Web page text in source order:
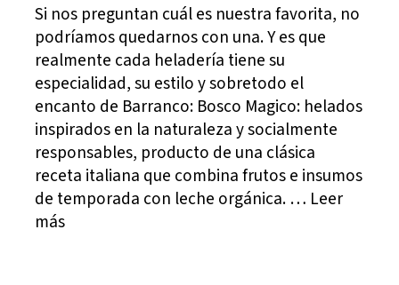
Si nos preguntan cuál es nuestra favorita, no
podríamos quedarnos con una. Y es que
realmente cada heladería tiene su
especialidad, su estilo y sobretodo el
encanto de Barranco: Bosco Magico: helados
inspirados en la naturaleza y socialmente
responsables, producto de una clásica
receta italiana que combina frutos e insumos
de temporada con leche orgánica. … Leer
más